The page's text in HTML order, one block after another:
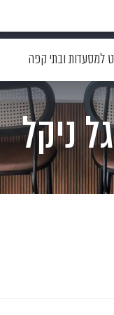
למסעדות ובתי קפה
ניקל